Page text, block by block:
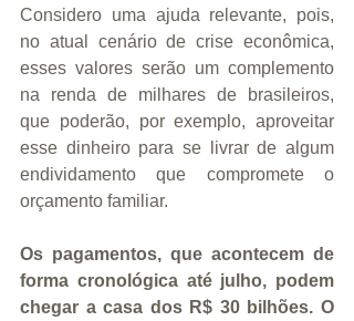
Considero uma ajuda relevante, pois,
no atual cenário de crise econômica,
esses valores serão um complemento
na renda de milhares de brasileiros,
que poderão, por exemplo, aproveitar
esse dinheiro para se livrar de algum
endividamento que compromete o
orçamento familiar.
Os pagamentos, que acontecem de
forma cronológica até julho, podem
chegar a casa dos R$ 30 bilhões. O